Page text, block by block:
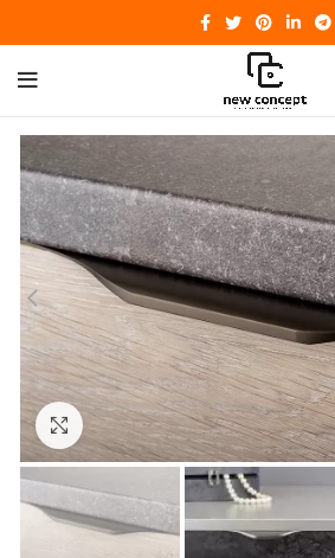
Click to enlarge